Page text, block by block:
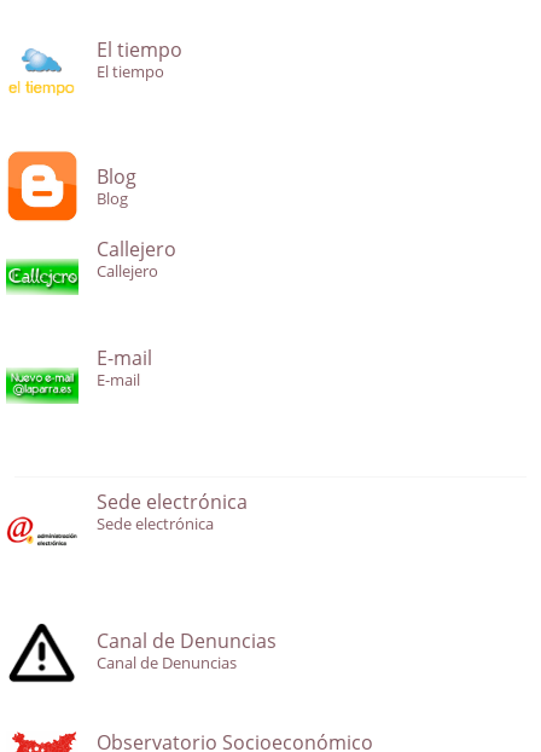
El tiempo
El tiempo
Blog
Blog
Callejero
Callejero
E-mail
E-mail
Sede electrónica
Sede electrónica
Canal de Denuncias
Canal de Denuncias
Observatorio Socioeconómico